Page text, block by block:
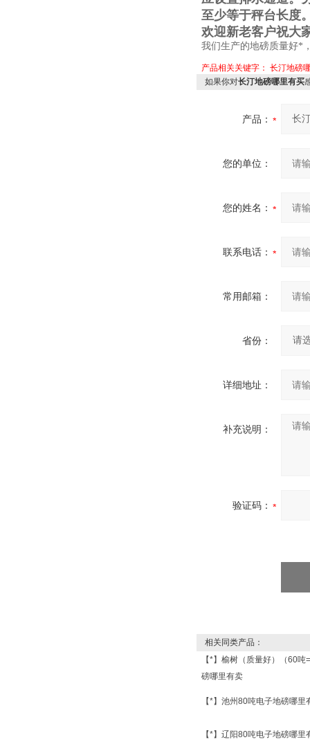
至少等于秤台长度
欢迎新老客户祝大
我们生产的地磅质量好*
产品相关关键字： 长汀地磅
如果你对长汀地磅哪里有买
产品：
您的单位：
您的姓名：
联系电话：
常用邮箱：
省份：
详细地址：
补充说明：
验证码：
相关同类产品：
【*】榆树（质量好）（60
磅哪里有卖
【*】池州80吨电子地磅哪里
【*】辽阳80吨电子地磅哪里